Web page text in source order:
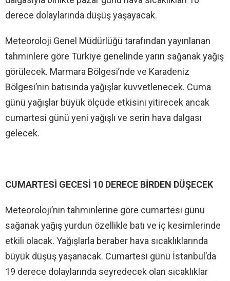
derece dolaylarında düşüş yaşayacak.
Meteoroloji Genel Müdürlüğü tarafından yayınlanan
tahminlere göre Türkiye genelinde yarın sağanak yağış
görülecek. Marmara Bölgesi’nde ve Karadeniz
Bölgesi’nin batısında yağışlar kuvvetlenecek. Cuma
günü yağışlar büyük ölçüde etkisini yitirecek ancak
cumartesi günü yeni yağışlı ve serin hava dalgası
gelecek.
CUMARTESİ GECESİ 10 DERECE BİRDEN DÜŞECEK
Meteoroloji’nin tahminlerine göre cumartesi günü
sağanak yağış yurdun özellikle batı ve iç kesimlerinde
etkili olacak. Yağışlarla beraber hava sıcaklıklarında
büyük düşüş yaşanacak. Cumartesi günü İstanbul’da
19 derece dolaylarında seyredecek olan sıcaklıklar